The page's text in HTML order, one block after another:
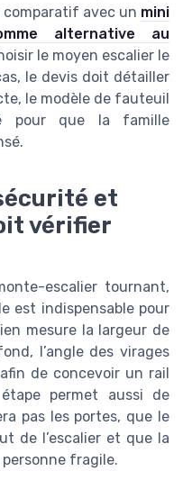
avec un mini
alternative au
le moyen escalier le
le devis doit détailler
le modèle de fauteuil
pour que la famille
et
vérifier
escalier tournant,
est indispensable pour
mesure la largeur de
l’angle des virages
de concevoir un rail
permet aussi de
pas les portes, que le
de l’escalier et que la
fragile.